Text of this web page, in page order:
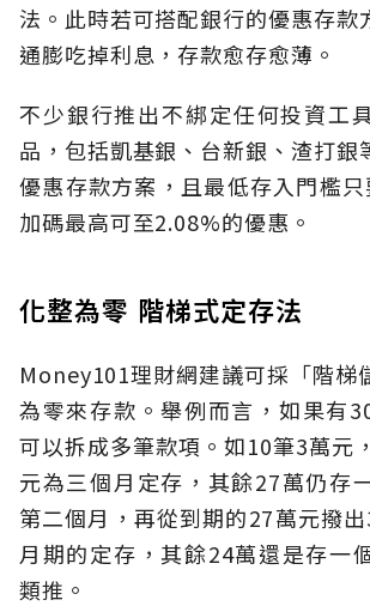
法。此時若可搭配銀行的優惠存款
通膨吃掉利息，存款愈存愈薄。
不少銀行推出不綁定任何投資工
品，包括凱基銀、台新銀、渣打銀
優惠存款方案，且最低存入門檻
加碼最高可至2.08%的優惠。
化整為零 階梯式定存法
Money101理財網建議可採「階梯
為零來存款。舉例而言，如果有
可以拆成多筆款項。如10筆3萬元
元為三個月定存，其餘27萬仍存
第二個月，再從到期的27萬元撥
月期的定存，其餘24萬還是存一
類推。